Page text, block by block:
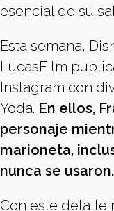
esencial de su
Esta semana,
LucasFilm
Instagram con
Yoda. En ellos,
personaje
marioneta,
nunca se usaron.
Con este detalle